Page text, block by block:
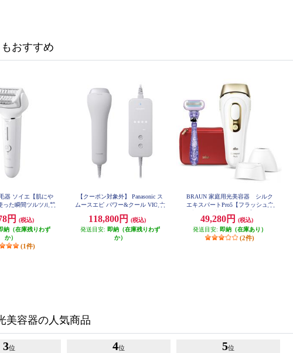
おすすめ
器 ソイエ【肌にや
った瞬間ツルツル肌
ES-EY4A-W
円
(税込)
納（在庫残りわず
か）
(1件)
【クーポン対象外】 Panasonic ス
ムースエピ パワー&クール VIO 太
118,800円
(税込)
発送目安: 即納（在庫残りわず
か）
BRAUN 家庭用光美容器 シルク
エキスパートPro5【フラッシュ自
8
49,280円
(税込)
発送目安: 即納（在庫あり）
(2件)
美容器の人気商品
3位 4位 5位